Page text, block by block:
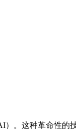
。这种革命性的